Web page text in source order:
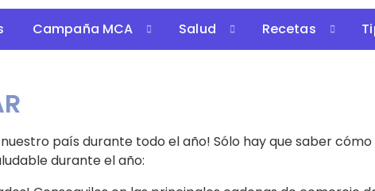
Campaña MCA Salud Recetas
país durante todo el año! Sólo hay que saber
durante el año: